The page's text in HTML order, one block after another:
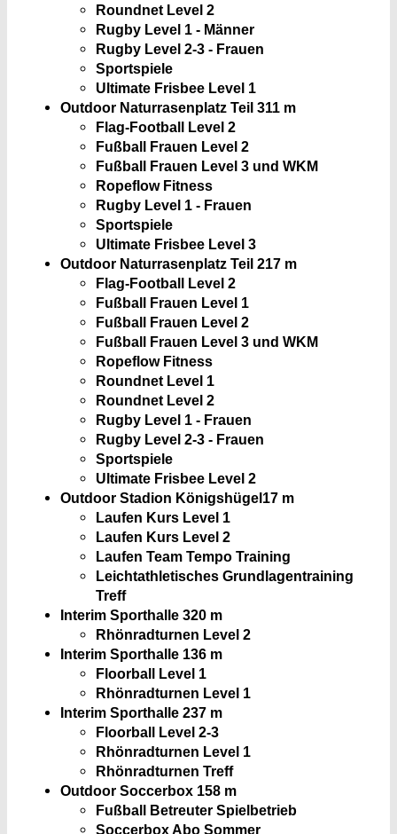
Roundnet Level 2
Rugby Level 1 - Männer
Rugby Level 2-3 - Frauen
Sportspiele
Ultimate Frisbee Level 1
Outdoor Naturrasenplatz Teil 311 m
Flag-Football Level 2
Fußball Frauen Level 2
Fußball Frauen Level 3 und WKM
Ropeflow Fitness
Rugby Level 1 - Frauen
Sportspiele
Ultimate Frisbee Level 3
Outdoor Naturrasenplatz Teil 217 m
Flag-Football Level 2
Fußball Frauen Level 1
Fußball Frauen Level 2
Fußball Frauen Level 3 und WKM
Ropeflow Fitness
Roundnet Level 1
Roundnet Level 2
Rugby Level 1 - Frauen
Rugby Level 2-3 - Frauen
Sportspiele
Ultimate Frisbee Level 2
Outdoor Stadion Königshügel17 m
Laufen Kurs Level 1
Laufen Kurs Level 2
Laufen Team Tempo Training
Leichtathletisches Grundlagentraining
Treff
Interim Sporthalle 320 m
Rhönradturnen Level 2
Interim Sporthalle 136 m
Floorball Level 1
Rhönradturnen Level 1
Interim Sporthalle 237 m
Floorball Level 2-3
Rhönradturnen Level 1
Rhönradturnen Treff
Outdoor Soccerbox 158 m
Fußball Betreuter Spielbetrieb
Soccerbox Abo Sommer